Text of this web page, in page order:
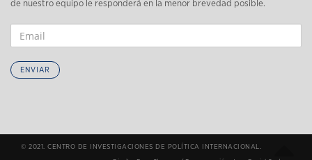
de nuestro equipo le responderá en la menor brevedad posible.
ENVIAR
© 2021. CENTRO DE INVESTIGACIONES DE POLÍTICA INTERNACIONAL.